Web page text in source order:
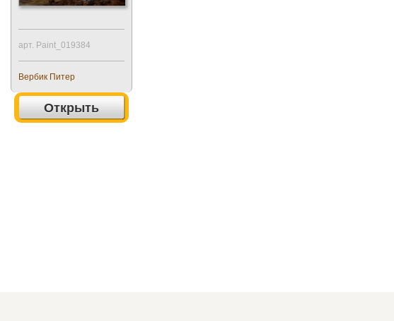
арт. Paint_019384
Вербик Питер
Открыть